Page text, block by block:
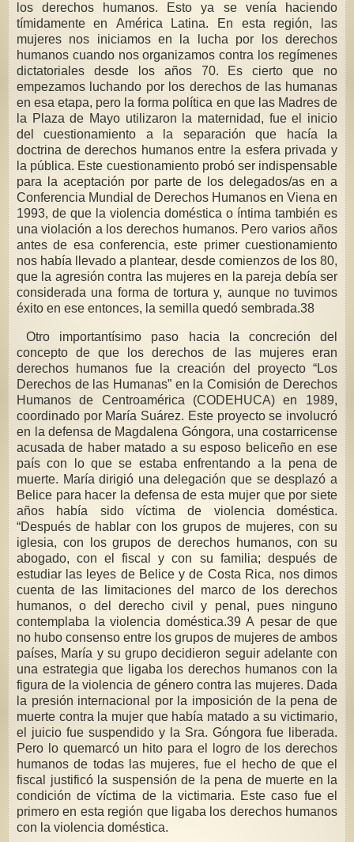
los derechos humanos. Esto ya se venía haciendo
tímidamente en América Latina. En esta región, las
mujeres nos iniciamos en la lucha por los derechos
humanos cuando nos organizamos contra los regímenes
dictatoriales desde los años 70. Es cierto que no
empezamos luchando por los derechos de las humanas
en esa etapa, pero la forma política en que las Madres de
la Plaza de Mayo utilizaron la maternidad, fue el inicio
del cuestionamiento a la separación que hacía la
doctrina de derechos humanos entre la esfera privada y
la pública. Este cuestionamiento probó ser indispensable
para la aceptación por parte de los delegados/as en a
Conferencia Mundial de Derechos Humanos en Viena en
1993, de que la violencia doméstica o íntima también es
una violación a los derechos humanos. Pero varios años
antes de esa conferencia, este primer cuestionamiento
nos había llevado a plantear, desde comienzos de los 80,
que la agresión contra las mujeres en la pareja debía ser
considerada una forma de tortura y, aunque no tuvimos
éxito en ese entonces, la semilla quedó sembrada.38
Otro importantísimo paso hacia la concreción del
concepto de que los derechos de las mujeres eran
derechos humanos fue la creación del proyecto “Los
Derechos de las Humanas” en la Comisión de Derechos
Humanos de Centroamérica (CODEHUCA) en 1989,
coordinado por María Suárez. Este proyecto se involucró
en la defensa de Magdalena Góngora, una costarricense
acusada de haber matado a su esposo beliceño en ese
país con lo que se estaba enfrentando a la pena de
muerte. María dirigió una delegación que se desplazó a
Belice para hacer la defensa de esta mujer que por siete
años había sido víctima de violencia doméstica.
“Después de hablar con los grupos de mujeres, con su
iglesia, con los grupos de derechos humanos, con su
abogado, con el fiscal y con su familia; después de
estudiar las leyes de Belice y de Costa Rica, nos dimos
cuenta de las limitaciones del marco de los derechos
humanos, o del derecho civil y penal, pues ninguno
contemplaba la violencia doméstica.39 A pesar de que
no hubo consenso entre los grupos de mujeres de ambos
países, María y su grupo decidieron seguir adelante con
una estrategia que ligaba los derechos humanos con la
figura de la violencia de género contra las mujeres. Dada
la presión internacional por la imposición de la pena de
muerte contra la mujer que había matado a su victimario,
el juicio fue suspendido y la Sra. Góngora fue liberada.
Pero lo quemarcó un hito para el logro de los derechos
humanos de todas las mujeres, fue el hecho de que el
fiscal justificó la suspensión de la pena de muerte en la
condición de víctima de la victimaria. Este caso fue el
primero en esta región que ligaba los derechos humanos
con la violencia doméstica.